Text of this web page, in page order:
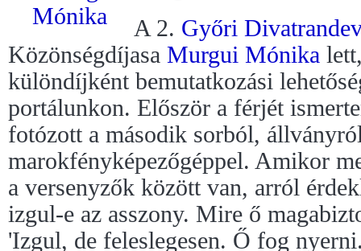
A 2. Győri
Közönségdíjasa Murgui Mónika
különdíjként bemutatkozási
portálunkon. Először a férjét
fotózott a második sorból,
marokfényképezőgéppel. Amikor
a versenyzők között van, arról
izgul-e az asszony. Mire ő
'Izgul, de feleslegesen. Ő fog